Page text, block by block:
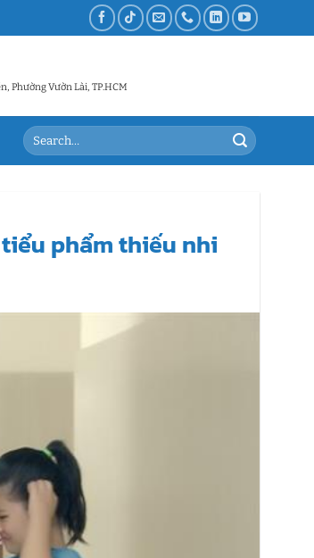
Phường Vườn Lài, TP.HCM
tiểu phẩm thiếu nhi